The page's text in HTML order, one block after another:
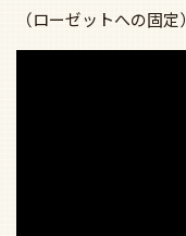
（ローゼットへの固定）